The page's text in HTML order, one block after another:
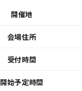
開催地
会場住所
受付時間
開始予定時間